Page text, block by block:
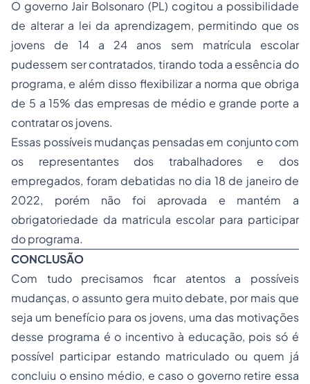
O governo Jair Bolsonaro (PL) cogitou a possibilidade
de alterar a lei da aprendizagem, permitindo que os
jovens de 14 a 24 anos sem matrícula escolar
pudessem ser contratados, tirando toda a essência do
programa, e além disso flexibilizar a norma que obriga
de 5 a 15% das empresas de médio e grande porte a
contratar os jovens.
Essas possíveis mudanças pensadas em conjunto com
os representantes dos trabalhadores e dos
empregados, foram debatidas no dia 18 de janeiro de
2022, porém não foi aprovada e mantém a
obrigatoriedade da matricula escolar para participar
do programa.
CONCLUSÃO
Com tudo precisamos ficar atentos a possíveis
mudanças, o assunto gera muito debate, por mais que
seja um benefício para os jovens, uma das motivações
desse programa é o incentivo à educação, pois só é
possível participar estando matriculado ou quem já
concluiu o ensino médio, e caso o governo retire essa